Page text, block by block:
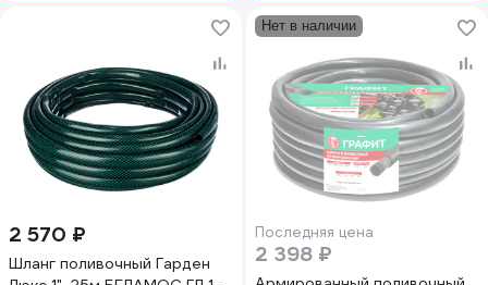
2 570 ₽
Шланг поливочный Гарден
Нет в наличии
Последняя цена
2 398 ₽